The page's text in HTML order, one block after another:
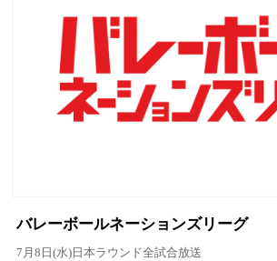
バレーボールネーションズリーグ
7月8日(水)日本ラウンド全試合放送